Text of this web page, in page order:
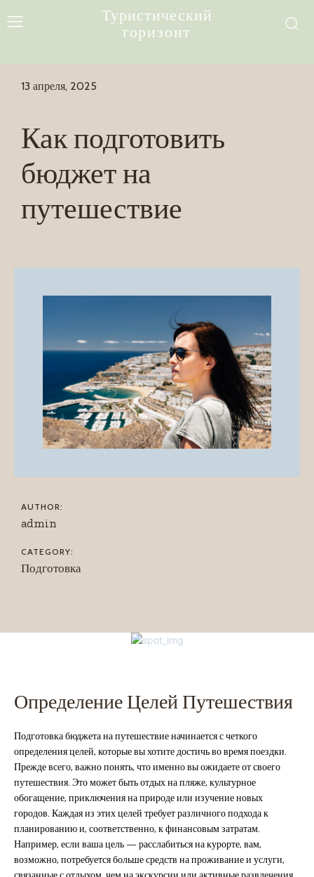
Туристический
горизонт
Как подготовить
бюджет на
путешествие
13 апреля, 2025
AUTHOR:
admin
CATEGORY:
Подготовка
Определение Целей Путешествия
Подготовка бюджета на путешествие начинается с четкого
определения целей, которые вы хотите достичь во время поездки.
Прежде всего, важно понять, что именно вы ожидаете от своего
путешествия. Это может быть отдых на пляже, культурное
обогащение, приключения на природе или изучение новых
городов. Каждая из этих целей требует различного подхода к
планированию и, соответственно, к финансовым затратам.
Например, если ваша цель — расслабиться на курорте, вам,
возможно, потребуется больше средств на проживание и услуги,